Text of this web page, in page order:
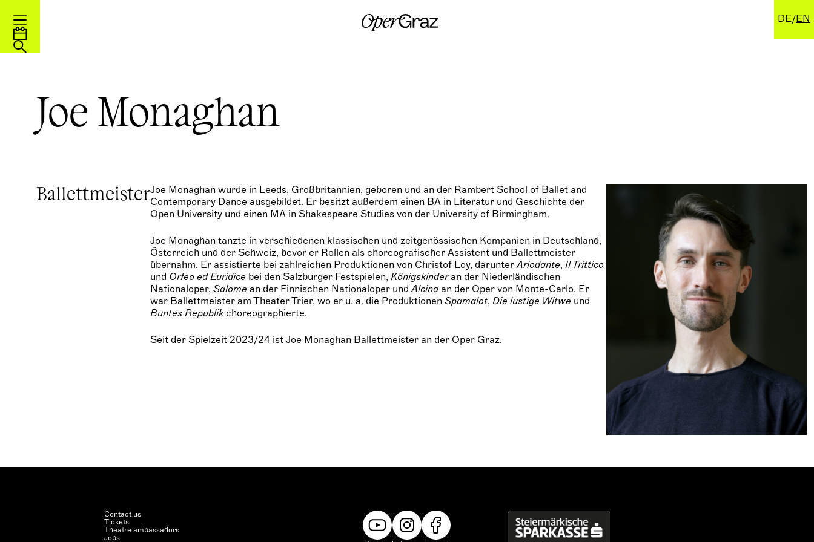
k
i
DE EN
Joe Monaghan
Joe Monaghan wurde in Leeds, Großbritannien, geboren und an der Rambert School of Ballet and
Contemporary Dance ausgebildet. Er besitzt außerdem einen BA in Literatur und Geschichte der
Open University und einen MA in Shakespeare Studies von der University of Birmingham.
Joe Monaghan tanzte in verschiedenen klassischen und zeitgenössischen Kompanien in Deutschland,
Österreich und der Schweiz, bevor er Rollen als choreografischer Assistent und Ballettmeister
übernahm. Er assistierte bei zahlreichen Produktionen von Christof Loy, darunterAriodante, Il Trittico
und Orfeo ed Euridice bei den Salzburger Festspielen, Königskinderan der Niederländischen
Nationaloper, Salome an der Finnischen Nationaloper undAlcina an der Oper von Monte-Carlo. Er
war Ballettmeister am Theater Trier, wo er u. a. die Produktionen Spamalot, Die lustige Witwe und
Buntes Republik choreographierte.
Seit der Spielzeit 2023/24 ist Joe Monaghan Ballettmeister an der Oper Graz.
Ballettmeister
Contact us
Tickets
Theatre ambassadors
Jobs